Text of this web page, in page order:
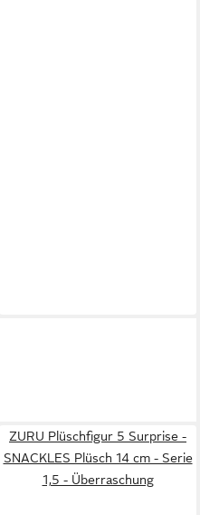
ZURU Plüschfigur 5 Surprise -
SNACKLES Plüsch 14 cm - Serie
1,5 - Überraschung